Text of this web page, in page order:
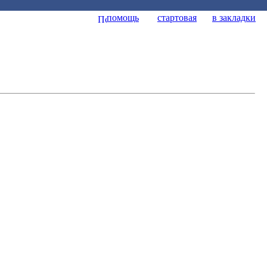
помощь стартовая
в закладки